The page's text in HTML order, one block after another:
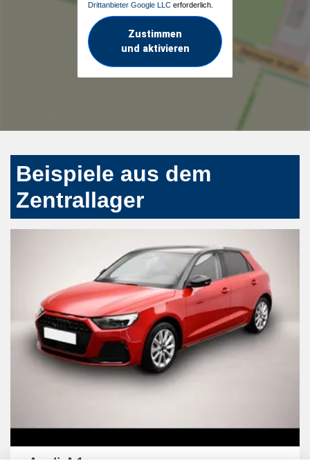
Drittanbieter Google LLC erforderlich.
Zustimmen
und aktivieren
Beispiele aus dem
Zentrallager